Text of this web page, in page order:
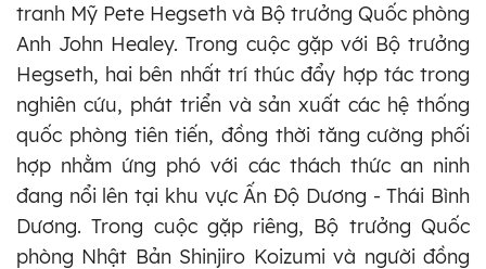
tranh Mỹ Pete Hegseth và Bộ trưởng Quốc phòng
Anh John Healey. Trong cuộc gặp với Bộ trưởng
Hegseth, hai bên nhất trí thúc đẩy hợp tác trong
nghiên cứu, phát triển và sản xuất các hệ thống
quốc phòng tiên tiến, đồng thời tăng cường phối
hợp nhằm ứng phó với các thách thức an ninh
đang nổi lên tại khu vực Ấn Độ Dương - Thái Bình
Dương. Trong cuộc gặp riêng, Bộ trưởng Quốc
phòng Nhật Bản Shinjiro Koizumi và người đồng